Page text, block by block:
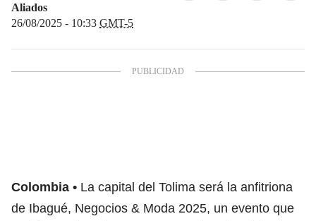
Aliados
26/08/2025 - 10:33 GMT-5
Colombia
La capital del Tolima será la anfitriona
de Ibagué, Negocios & Moda 2025, un evento que